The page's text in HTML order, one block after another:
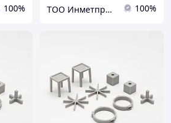
100% ТОО Инметпром 100%